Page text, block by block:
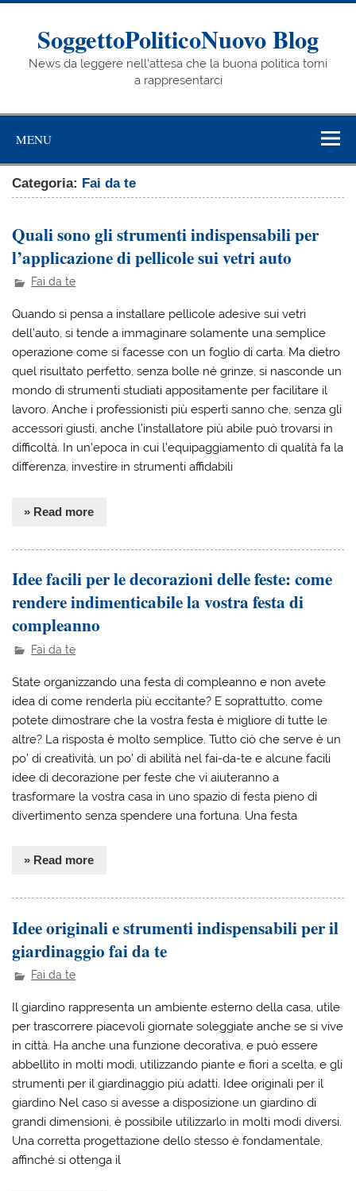
Skip
contentSoggettoPoliticoNuovo Blog
News da leggere nell'attesa che la buona politica torni
a rappresentarci
MENU
Categoria: Fai da te
Quali sono gli strumenti indispensabili per
l’applicazione di pellicole sui vetri auto
Fai da te
Quando si pensa a installare pellicole adesive sui vetri
dell’auto, si tende a immaginare solamente una semplice
operazione come si facesse con un foglio di carta. Ma dietro
quel risultato perfetto, senza bolle né grinze, si nasconde un
mondo di strumenti studiati appositamente per facilitare il
lavoro. Anche i professionisti più esperti sanno che, senza gli
accessori giusti, anche l’installatore più abile può trovarsi in
difficoltà. In un’epoca in cui l’equipaggiamento di qualità fa la
differenza, investire in strumenti affidabili
» Read more
Idee facili per le decorazioni delle feste: come
rendere indimenticabile la vostra festa di
compleanno
Fai da te
‍State organizzando una festa di compleanno e non avete
idea di come renderla più eccitante? E soprattutto, come
potete dimostrare che la vostra festa è migliore di tutte le
altre? La risposta è molto semplice. Tutto ciò che serve è un
po’ di creatività, un po’ di abilità nel fai-da-te e alcune facili
idee di decorazione per feste che vi aiuteranno a
trasformare la vostra casa in uno spazio di festa pieno di
divertimento senza spendere una fortuna. Una festa
» Read more
Idee originali e strumenti indispensabili per il
giardinaggio fai da te
Fai da te
Il giardino rappresenta un ambiente esterno della casa, utile
per trascorrere piacevoli giornate soleggiate anche se si vive
in città. Ha anche una funzione decorativa, e può essere
abbellito in molti modi, utilizzando piante e fiori a scelta, e gli
strumenti per il giardinaggio più adatti. Idee originali per il
giardino Nel caso si avesse a disposizione un giardino di
grandi dimensioni, è possibile utilizzarlo in molti modi diversi.
Una corretta progettazione dello stesso è fondamentale,
affinché si ottenga il